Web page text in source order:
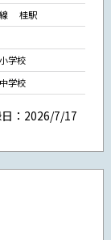
線 桂駅
学校
学校
：2026/7/17